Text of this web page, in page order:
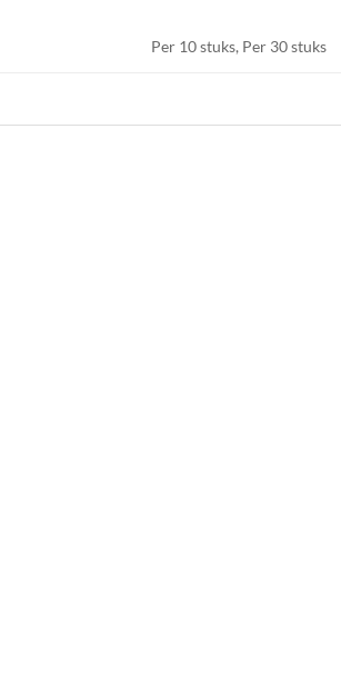
Per 10 stuks, Per 30 stuks